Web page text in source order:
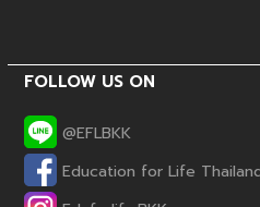
FOLLOW US ON
@EFLBKK
Education for Life